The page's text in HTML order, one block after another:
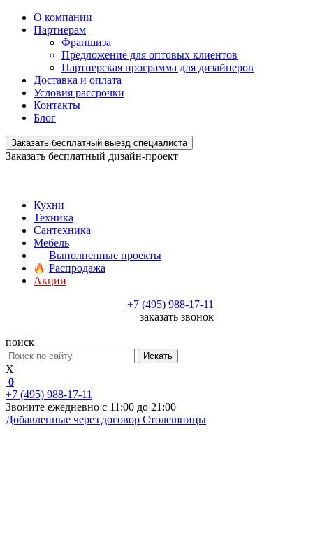
О компании
Партнерам
Франшиза
Предложение для оптовых клиентов
Партнерская программа для дизайнеров
Доставка и оплата
Условия рассрочки
Контакты
Блог
Заказать бесплатный выезд специалиста
Заказать бесплатный дизайн-проект
Кухни
Техника
Сантехника
Мебель
Выполненные проекты
Распродажа
Акции
+7 (495) 988-17-11
заказать звонок
поиск
Искать
X
0
+7 (495) 988-17-11
Звоните ежедневно с 11:00 до 21:00
Добавленные через договор Столешницы